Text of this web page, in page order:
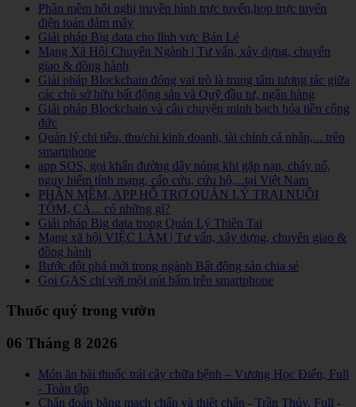
Phần mềm hội nghị truyền hình trực tuyến,họp trực tuyến
điện toán đám mây
Giải pháp Big data cho lĩnh vực Bán Lẻ
Mạng Xã Hội Chuyên Ngành | Tư vấn, xây dựng, chuyển
giao & đồng hành
Giải pháp Blockchain đóng vai trò là trung tâm tương tác giữa
các chủ sở hữu bất động sản và Quỹ đầu tư, ngân hàng
Giải pháp Blockchain và câu chuyện minh bạch hóa tiền công
đức
Quản lý chi tiêu, thu/chi kinh doanh, tài chính cá nhân,... trên
smartphone
app SOS, gọi khẩn đường dây nóng khi gặp nạn, cháy nổ,
nguy hiểm tính mạng, cấp cứu, cứu hộ,...tại Việt Nam
PHẦN MỀM, APP HỖ TRỢ QUẢN LÝ TRẠI NUÔI
TÔM, CÁ... có những gì?
Giải pháp Big data trong Quản Lý Thiên Tai
Mạng xã hội VIỆC LÀM | Tư vấn, xây dựng, chuyển giao &
đồng hành
Bước đột phá mới trong ngành Bất động sản chia sẻ
Gọi GAS chỉ với một nút bấm trên smartphone
Thuốc quý trong vườn
06 Tháng 8 2026
Món ăn bài thuốc trái cây chữa bệnh – Vương Học Điển, Full
- Toàn tập
Chẩn đoán bằng mạch chẩn và thiệt chẩn - Trần Thúy, Full -